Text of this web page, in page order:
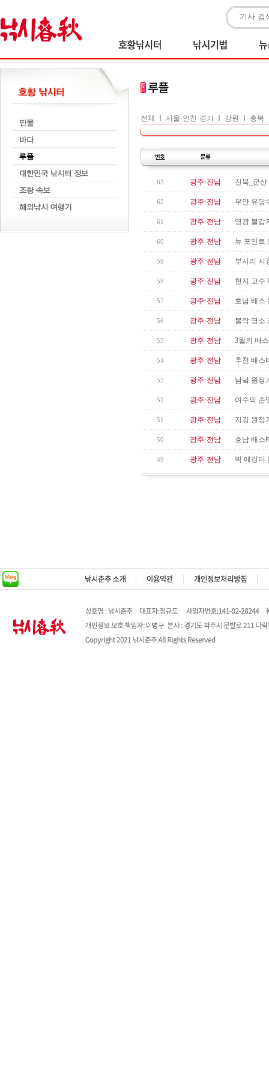
전체 서울·인천·경기 강원 충북
63 광주·전남 전북_군
62 광주·전남 무안 유당
61 광주·전남 영광 불갑
60 광주·전남 뉴 포인트
59 광주·전남 부시리 지
58 광주·전남 현지 고수
57 광주·전남 호남 배스
56 광주·전남 볼락 명소
55 광주·전남 3월의 배
54 광주·전남 추천 배스
53 광주·전남 남녘 원정
52 광주·전남 여수의 손
51 광주·전남 지깅 원정
50 광주·전남 호남 배스
49 광주·전남 빅 에깅터